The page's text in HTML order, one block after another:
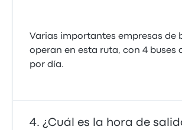
Varias importantes empresas de
operan en esta ruta, con 4 buses
por día.
¿Cuál es la hora de